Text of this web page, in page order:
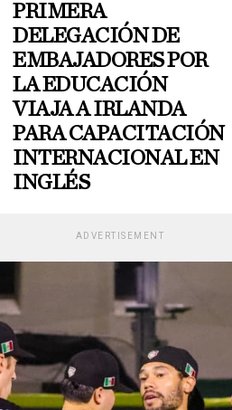
PRIMERA
DELEGACIÓN DE
EMBAJADORES POR
LA EDUCACIÓN
VIAJA A IRLANDA
PARA CAPACITACIÓN
INTERNACIONAL EN
INGLÉS
ADVERTISEMENT